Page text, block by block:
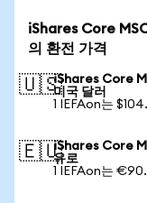
iShares Core
의 환전 가격
🇺🇸iShares Core
미국 달러
1 IEFAon는
🇪🇺iShares Core
유로
1 IEFAon는